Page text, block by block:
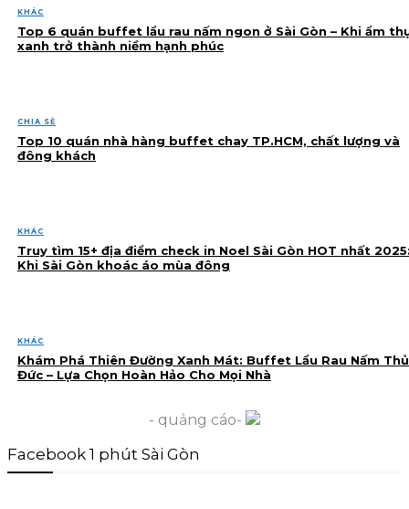
KHÁC
Top 6 quán buffet lẩu rau nấm ngon ở Sài Gòn – Khi ẩm
xanh trở thành niềm hạnh phúc
CHIA SẺ
Top 10 quán nhà hàng buffet chay TP.HCM, chất lượng và
đông khách
KHÁC
Truy tìm 15+ địa điểm check in Noel Sài Gòn HOT nhất
Khi Sài Gòn khoác áo mùa đông
KHÁC
Khám Phá Thiên Đường Xanh Mát: Buffet Lẩu Rau Nấm Thủ
Đức – Lựa Chọn Hoàn Hảo Cho Mọi Nhà
- quảng cáo-
Facebook 1 phút Sài Gòn